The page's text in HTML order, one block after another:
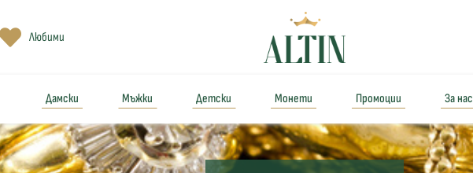
Любими
Дамски Мъжки Детски Монети Промоции За нас